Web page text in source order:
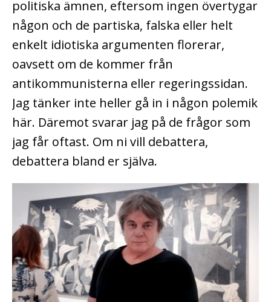
politiska ämnen, eftersom ingen övertygar
någon och de partiska, falska eller helt
enkelt idiotiska argumenten florerar,
oavsett om de kommer från
antikommunisterna eller regeringssidan.
Jag tänker inte heller gå in i någon polemik
här. Däremot svarar jag på de frågor som
jag får oftast. Om ni vill debattera,
debattera bland er själva.